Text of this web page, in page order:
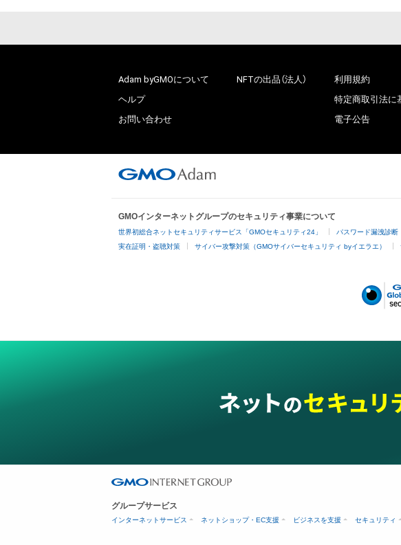
Adam byGMOについて
ヘルプ
お問い合わせ
NFTの出品（法人）
利用規約
特定商取引法に
電子公告
GMOインターネットグループのセキュリティ事業について
世界初総合ネットセキュリティサービス「GMOセキュリティ24」 パスワード漏洩診断
実在証明・盗聴対策 サイバー攻撃対策（GMOサイバーセキュリティ byイエラエ）
グループサービス
インターネットサービス ネットショップ・EC支援 ビジネスを支援 セキュリティ